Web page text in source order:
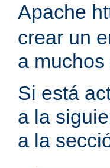
Apache
crear un
a
Si está
a la
a la